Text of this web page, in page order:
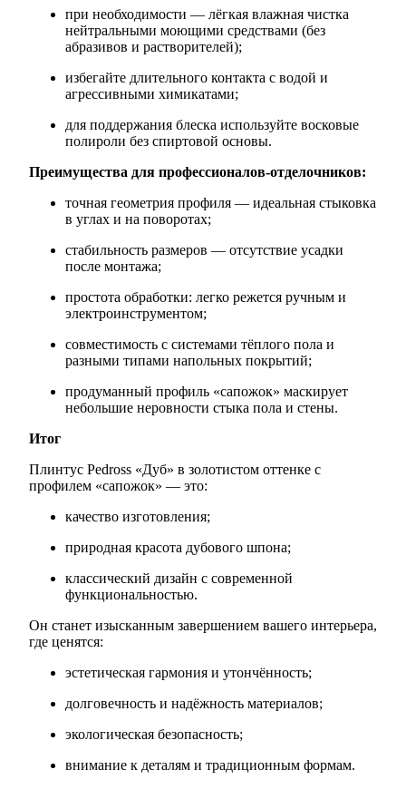
при необходимости — лёгкая влажная чистка
нейтральными моющими средствами (без
абразивов и растворителей);
избегайте длительного контакта с водой и
агрессивными химикатами;
для поддержания блеска используйте восковые
полироли без спиртовой основы.
Преимущества для профессионалов‑отделочников:
точная геометрия профиля — идеальная стыковка
в углах и на поворотах;
стабильность размеров — отсутствие усадки
после монтажа;
простота обработки: легко режется ручным и
электроинструментом;
совместимость с системами тёплого пола и
разными типами напольных покрытий;
продуманный профиль «сапожок» маскирует
небольшие неровности стыка пола и стены.
Итог
Плинтус Pedross «Дуб» в золотистом оттенке с
профилем «сапожок» — это:
качество изготовления;
природная красота дубового шпона;
классический дизайн с современной
функциональностью.
Он станет изысканным завершением вашего интерьера,
где ценятся:
эстетическая гармония и утончённость;
долговечность и надёжность материалов;
экологическая безопасность;
внимание к деталям и традиционным формам.